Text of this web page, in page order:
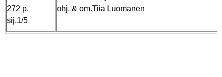
272 p.
sij.1/5
ohj. & om.Tiia Luomanen